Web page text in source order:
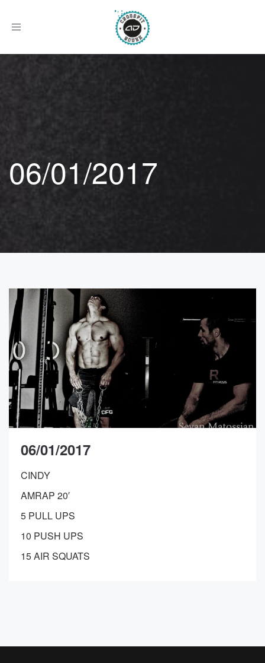
Afficher
06/01/2017
06/01/2017
CINDY
AMRAP 20′
5 PULL UPS
10 PUSH UPS
15 AIR SQUATS